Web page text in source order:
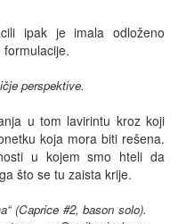
ipak je imala odloženo
perspektive.
u tom lavirintu kroz koji
koja mora biti rešena.
u kojem smo hteli da
što se tu zaista krije.
(Caprice #2, bason solo).